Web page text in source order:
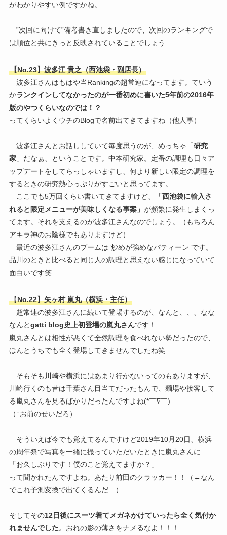
がわかりやすい例ですかね。
”次回に向けて”備考書き直しましたので、次回のランキングで
は順位と共にきっと反映されていることでしょう
【No.23】波多江 貴之（西池袋・副店長）
波多江さんはもはや当Rankingの超常連になってます。ていう
かランクインしてなかったのが一番初めに書いた5年前の2016年
版のやつくらいなのでは！？
ってくらいよくウチのBlogで名前出てきてますね（他人事）
波多江さんとお話ししていて毎度思うのが、めっちゃ「研究
家」だなぁ、ということです。中本研究家。定番の調理も日々ア
ップデートをしてらっしゃいますし、何より新しい限定の調理を
するときの研究熱心っぷりがすごいと思ってます。
ここでも5万回くらい書いてきてますけど、
「西池袋に輸入さ
れると限定メニューが美味しくなる事案」 が頻繁に発生しまくっ
てます。それを支えるのが波多江さんなのでしょう。（もちろん
アキラ神のお陰様でもありますけど）
最近の波多江さんのブームは”炒めが強めなパティーン”です。
品川のときと比べると同じ人の調理と思えない感じになっていて
面白いです笑
【No.22】矢ヶ村 嵐丸（横浜・主任）
超常連の波多江さんに続いて登場するのが、なんと、、、なな
なんとgatti blog史上初登場の嵐丸さんです！
嵐丸さんとは相性が悪くて全然調理を食べれない勢だったので、
ほんとうちでも全く登場してきませんでしたね笑
そもそも川崎や横浜にはあまり行かないってのもありますが、
川崎行くのも昔は千葉さん目当てだったもんで、麺場や接客して
る嵐丸さんを見るばかりだったんですよね(*￣∇￣)
（↑お前のせいだろ）
そういえば今でも覚えてるんですけど2019年10月20日、横浜
の周年祭で写真を一緒に撮っていただいたときに嵐丸さんに
「お久しぶりです！僕のこと覚えてますか？」
って聞かれたんですよね。あたり前田のクラッカー！！（←なん
でこれ予測変換で出てくるんだ…）
そしてその12日後にスーツ着てメガネかけていったら全く気付か
れませんでした。おれの影の薄さをナメるなよ！！！